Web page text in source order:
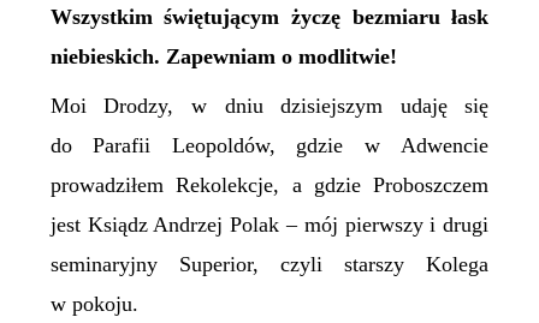
Wszystkim świętującym życzę bezmiaru łask
niebieskich. Zapewniam o modlitwie!
Moi Drodzy, w dniu dzisiejszym udaję się
do Parafii Leopoldów, gdzie w Adwencie
prowadziłem Rekolekcje, a gdzie Proboszczem
jest Ksiądz Andrzej Polak – mój pierwszy i drugi
seminaryjny Superior, czyli starszy Kolega
w pokoju.